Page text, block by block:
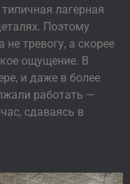
лагерная
Поэтому
тревогу, а скорее
ощущение. В
и даже в более
работать —
сдаваясь в